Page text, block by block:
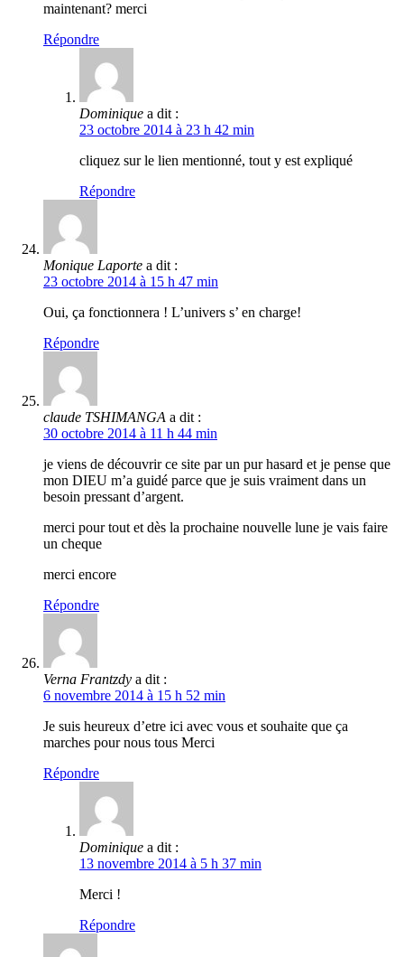
maintenant? merci
Répondre
Dominique a dit :
23 octobre 2014 à 23 h 42 min
cliquez sur le lien mentionné, tout y est expliqué
Répondre
Monique Laporte a dit :
23 octobre 2014 à 15 h 47 min
Oui, ça fonctionnera ! L’univers s’ en charge!
Répondre
claude TSHIMANGA a dit :
30 octobre 2014 à 11 h 44 min
je viens de découvrir ce site par un pur hasard et je pense que
mon DIEU m’a guidé parce que je suis vraiment dans un
besoin pressant d’argent.
merci pour tout et dès la prochaine nouvelle lune je vais faire
un cheque
merci encore
Répondre
Verna Frantzdy a dit :
6 novembre 2014 à 15 h 52 min
Je suis heureux d’etre ici avec vous et souhaite que ça
marches pour nous tous Merci
Répondre
Dominique a dit :
13 novembre 2014 à 5 h 37 min
Merci !
Répondre